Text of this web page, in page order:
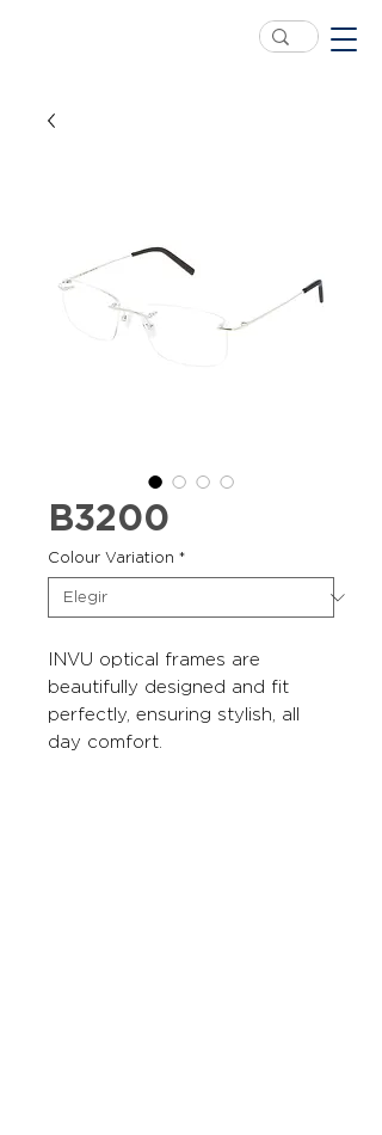
B3200
Colour Variation *
INVU optical frames are
beautifully designed and fit
perfectly, ensuring stylish, all
day comfort.